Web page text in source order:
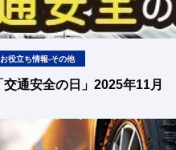
お役立ち情報-その他
通安全の日」2025年11月